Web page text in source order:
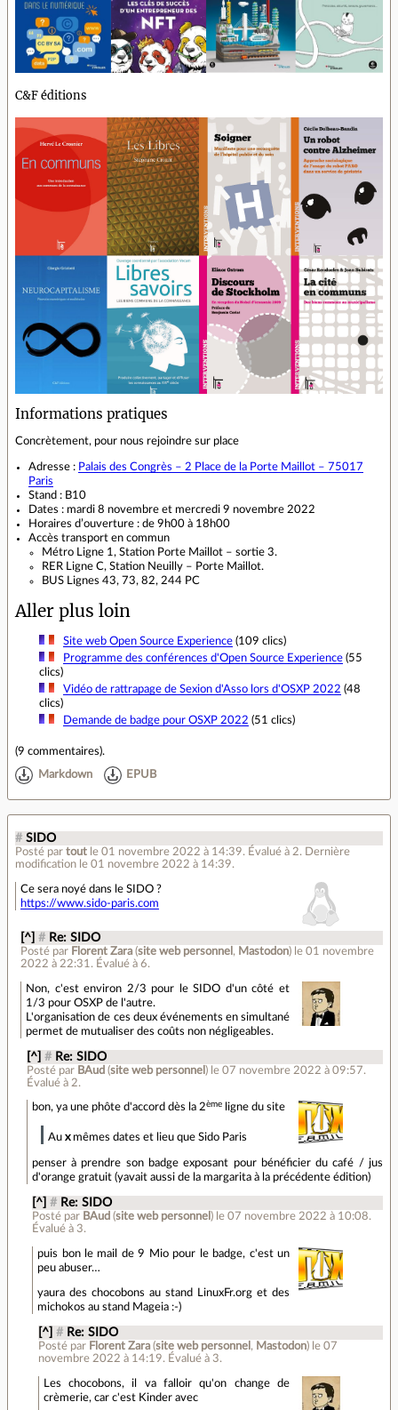
C&F éditions
Informations pratiques
Concrètement, pour nous rejoindre sur place
Adresse : Palais des Congrès – 2 Place de la Porte Maillot – 75017
Paris
Stand : B10
Dates : mardi 8 novembre et mercredi 9 novembre 2022
Horaires d’ouverture : de 9h00 à 18h00
Accès transport en commun
Métro Ligne 1, Station Porte Maillot – sortie 3.
RER Ligne C, Station Neuilly – Porte Maillot.
BUS Lignes 43, 73, 82, 244 PC
Aller plus loin
Site web Open Source Experience(109 clics)
Programme des conférences d'Open Source Experience(55
clics)
Vidéo de rattrapage de Sexion d'Asso lors d'OSXP 2022 (48
clics)
Demande de badge pour OSXP 2022 (51 clics)
(9 commentaires).
Markdown EPUB
# SIDO
Posté par tout le 01 novembre 2022 à 14:39. Évalué à 2. Dernière
modification le 01 novembre 2022 à 14:39.
Ce sera noyé dans le SIDO ?
https://www.sido-paris.com
[^] # Re: SIDO
Posté par Florent Zara (site web personnel , Mastodon) le 01 novembre
2022 à 22:31 . Évalué à6.
Non, c'est environ 2/3 pour le SIDO d'un côté et
1/3 pour OSXP de l'autre.
L'organisation de ces deux événements en simultané
permet de mutualiser des coûts non négligeables.
[^] # Re: SIDO
Posté par BAud (site web personnel ) le 07 novembre 2022 à 09:57.
Évalué à 2.
bon, ya une phôte d'accord dès la 2èmeligne du site
Au xmêmes dates et lieu que Sido Paris
penser à prendre son badge exposant pour bénéficier du café / jus
d'orange gratuit (yavait aussi de la margarita à la précédente édition)
[^] # Re: SIDO
Posté par BAud (site web personnel ) le 07 novembre 2022 à 10:08.
Évalué à 3.
puis bon le mail de 9 Mio pour le badge, c'est un
peu abuser…
yaura des chocobons au stand LinuxFr.org et des
michokos au stand Mageia :-)
[^] # Re: SIDO
Posté par Florent Zara(site web personnel , Mastodon) le 07
novembre 2022 à 14:19. Évalué à 3.
Les chocobons, il va falloir qu'on change de
crèmerie, car c'est Kinder avec